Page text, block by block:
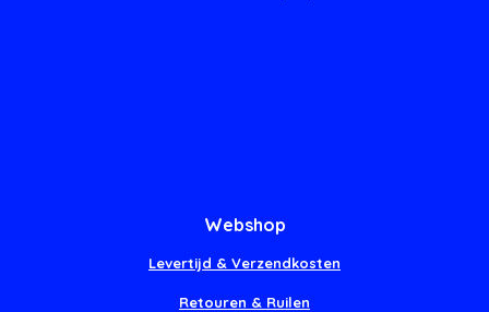
Webshop
Levertijd & Verzendkosten
Retouren & Ruilen